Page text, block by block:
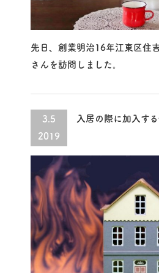
先日、創業明治16年江東区住
さんを訪問しました。
3.5
2019
入居の際に加入す